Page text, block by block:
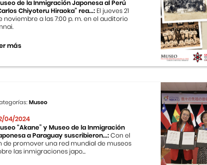
de la Inmigración Japonesa al Perú
Chiyoteru Hiraoka” rea...: El jueves 21
noviembre a las 7:00 p. m. en el auditorio
más
Museo
04/2024
“Akane” y Museo de la Inmigración
a Paraguay suscribieron...:Con el
de promover una red mundial de museos
las inmigraciones japo...